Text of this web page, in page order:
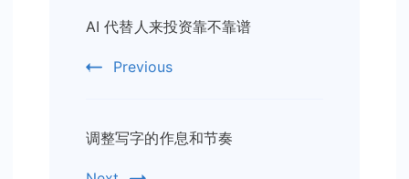
Navigation
AI 代替人来投资靠不靠谱
Previous
调整写字的作息和节奏